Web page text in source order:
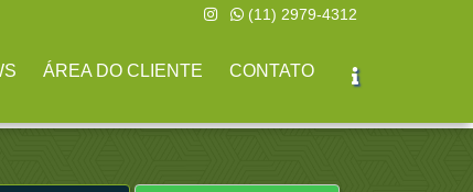
(11) 2979-4312
ÁREA DO CLIENTE CONTATO